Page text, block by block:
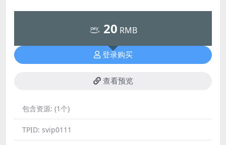
20 RMB
登录购买
查看预览
包含资源: (1个)
TPID: svip0111